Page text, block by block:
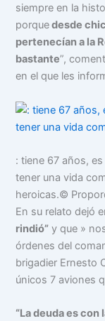
siempre en la
porquedesde
pertenecían a la
bastante”,
en el que les
: tiene 67 años,
tener una vida
heroicas.©
En su relato dejó
rindió” y que »
órdenes del
brigadier Ernesto
únicos 7 aviones
“La deuda es